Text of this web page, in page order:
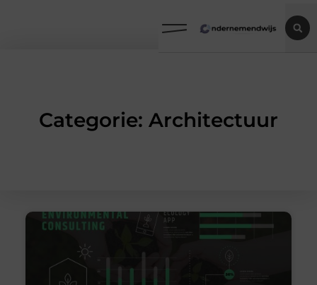
Categorie: Architectuur